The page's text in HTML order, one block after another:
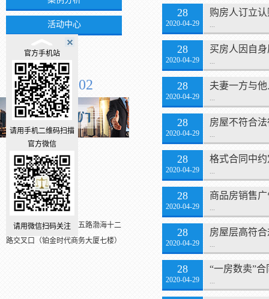
活动中心
全国服务电话
0543-2210102
传真：0543-2210102
邮箱：
手机：13506376772
地址：山东滨州市黄河五路渤海十二
路交叉口（铂金时代商务大厦七楼）
28
2020-04-29
购房人订立
...
28
2020-04-29
买房人因自
...
28
2020-04-29
夫妻一方与
...
28
2020-04-29
房屋不符合
...
28
2020-04-29
格式合同中
...
28
2020-04-29
商品房销售
...
28
2020-04-29
房屋层高符
...
28
2020-04-29
“一房数卖”
...
官方手机站
请用手机二维码扫描
官方微信
请用微信扫码关注